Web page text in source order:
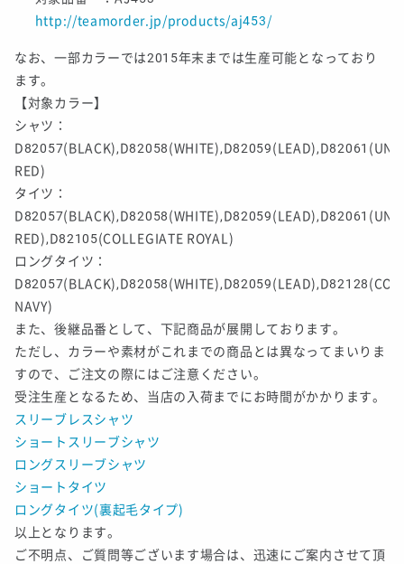
http://teamorder.jp/products/aj453/
なお、一部カラーでは2015年末までは生産可能となっており
ます。
【対象カラー】
シャツ：
RED)
タイツ：
RED),D82105(COLLEGIATE ROYAL)
ロングタイツ：
NAVY)
また、後継品番として、下記商品が展開しております。
ただし、カラーや素材がこれまでの商品とは異なってまいりま
すので、ご注文の際にはご注意ください。
受注生産となるため、当店の入荷までにお時間がかかります。
スリーブレスシャツ
ショートスリーブシャツ
ロングスリーブシャツ
ショートタイツ
ロングタイツ(裏起毛タイプ)
以上となります。
ご不明点、ご質問等ございます場合は、迅速にご案内させて頂